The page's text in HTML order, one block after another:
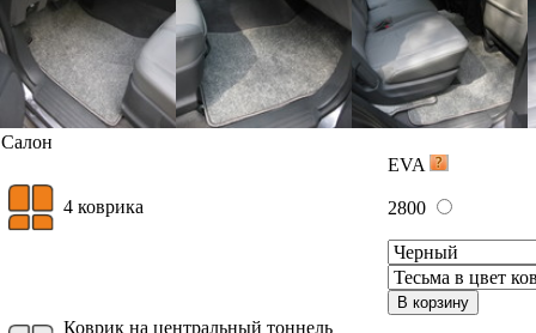
Салон
EVA
4 коврика 2800
В корзину
Коврик на центральный тоннель